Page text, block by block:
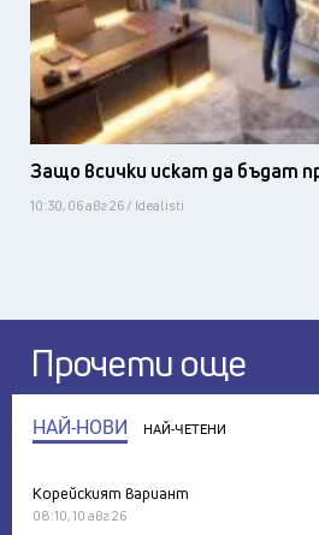
Защо всички искат да бъдат
10:30, 06 авг 26 / Idealisti
Прочети още
НАЙ-НОВИ НАЙ-ЧЕТЕНИ
Корейският вариант
08:10, 10 авг 26